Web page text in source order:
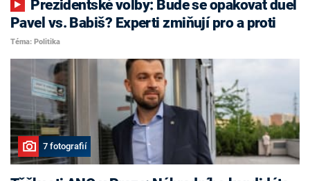
Pavel vs. Babiš? Experti zmiňují pro a proti
Téma: Politika
7 fotografií